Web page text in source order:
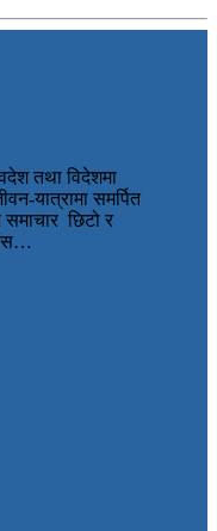
तथा विदेशमा
यात्रामा समर्पित
समाचार छिटो र